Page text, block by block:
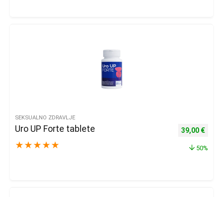
SEKSUALNO ZDRAVLJE
Uro UP Forte tablete
★ ★ ★ ★ ★
Izvorna
39,00 €
50%